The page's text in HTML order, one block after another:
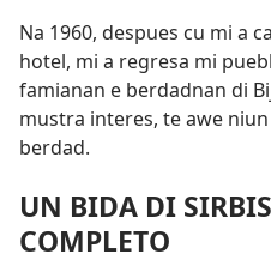
Na 1960, despues cu mi a
hotel, mi a regresa mi
famianan e berdadnan di
mustra interes, te awe
berdad.
UN BIDA DI
COMPLETO